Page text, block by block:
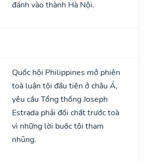
đánh vào thành Hà Nội.
Quốc hội Philippines mở phiên
toà luận tội đầu tiên ở châu Á,
yêu cầu Tổng thống Joseph
Estrada phải đối chất trước toà
vì những lời buộc tội tham
nhũng.